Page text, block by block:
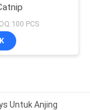
PCS
Untuk Anjing